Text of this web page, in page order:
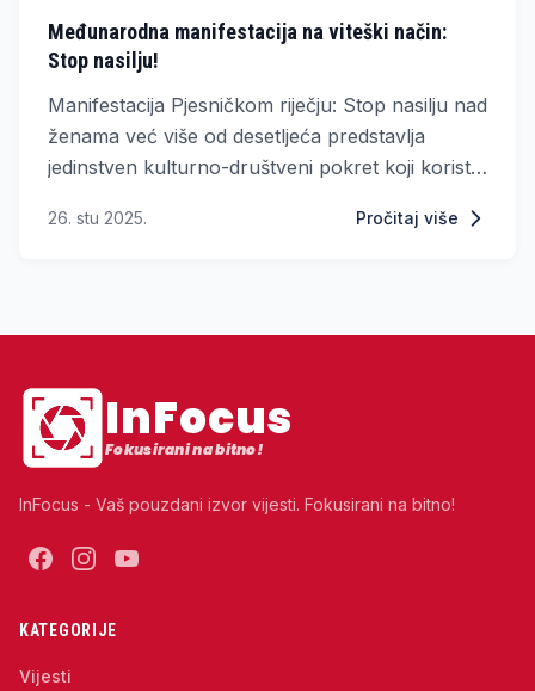
Međunarodna manifestacija na viteški način:
Stop nasilju!
Manifestacija Pjesničkom riječju: Stop nasilju nad
ženama već više od desetljeća predstavlja
jedinstven kulturno-društveni pokret koji koristi
nevidljivosti žena žrtava nasilja.
26. stu 2025. Pročitaj više
InFocus
Fokusirani na bitno!
InFocus - Vaš pouzdani izvor vijesti. Fokusirani na bitno!
KATEGORIJE
Vijesti